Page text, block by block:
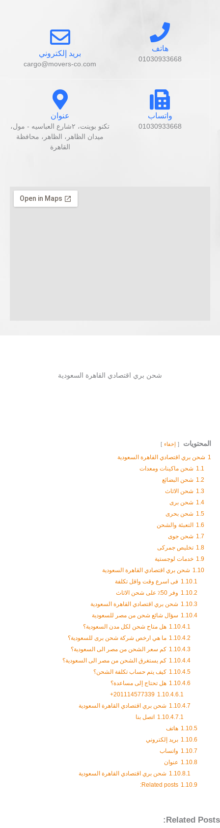
هاتف
01030933668
بريد إلكتروني
cargo@movers-co.com
واتساب
01030933668
عنوان
تكنو بوينت، ٢شارع العباسيه - مول،
ميدان الظاهر، الظاهر، محافظة
القاهرة‬
شحن بري اقتصادي القاهرة السعودية
المحتويات إخفاء
1 شحن بري اقتصادي القاهرة السعودية
1.1 شحن ماكينات ومعدات
1.2 شحن البضائع
1.3 شحن الاثاث
1.4 شحن برى
1.5 شحن بحرى
1.6 التعبئة والشحن
1.7 شحن جوى
1.8 تخليص جمركى
1.9 خدمات لوجستية
1.10 شحن بري اقتصادي القاهرة السعودية
1.10.1 فى اسرع وقت واقل تكلفة
1.10.2 وفر 50٪ على شحن الاثاث
1.10.3 شحن بري اقتصادي القاهرة السعودية
1.10.4 سؤال شائع شحن من مصر للسعودية
1.10.4.1 هل متاح شحن لكل مدن السعودية؟
1.10.4.2 ما هي ارخص شركة شحن برى للسعودية؟
1.10.4.3 كم سعر الشحن من مصر الى السعودية؟
1.10.4.4 كم يستغرق الشحن من مصر الى السعودية؟
1.10.4.5 كيف يتم حساب تكلفة الشحن؟
1.10.4.6 هل تحتاج إلى مساعدة؟
1.10.4.6.1
201114577339+
1.10.4.7 شحن بري اقتصادي القاهرة السعودية
1.10.4.7.1 اتصل بنا
1.10.5 هاتف
1.10.6 بريد إلكتروني
1.10.7 واتساب
1.10.8 عنوان
1.10.8.1 شحن بري اقتصادي القاهرة السعودية
1.10.9
Related posts:
Related Posts: